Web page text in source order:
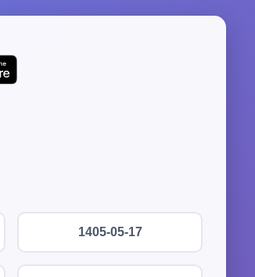
1405-05-17